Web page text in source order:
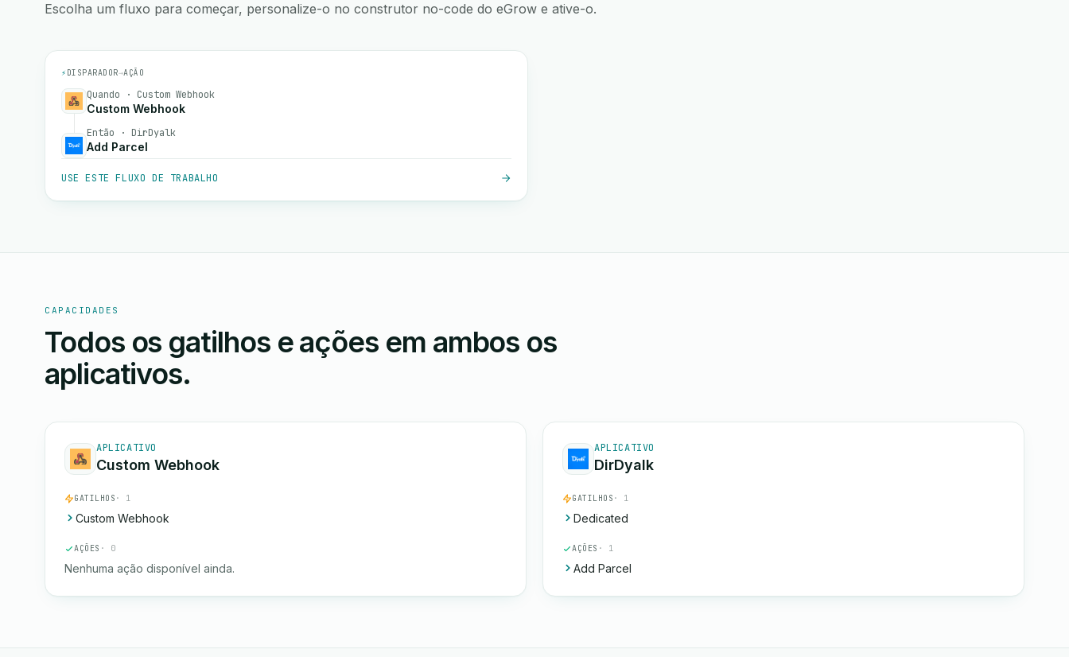
Escolha um fluxo para começar, personalize-o no construtor no-code do eGrow e ative-o.
⚡ DISPARADOR→AÇÃO
Quando · Custom Webhook
Custom Webhook
Então · DirDyalk
Add Parcel
USE ESTE FLUXO DE TRABALHO
CAPACIDADES
Todos os gatilhos e ações em ambos os
aplicativos.
APLICATIVO
Custom Webhook
GATILHOS · 1
Custom Webhook
AÇÕES · 0
Nenhuma ação disponível ainda.
APLICATIVO
DirDyalk
GATILHOS · 1
Dedicated
AÇÕES · 1
Add Parcel